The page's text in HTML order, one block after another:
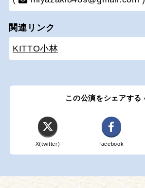
関連リンク
KITTO小林
この公演をシェアする
X(twitter) facebook